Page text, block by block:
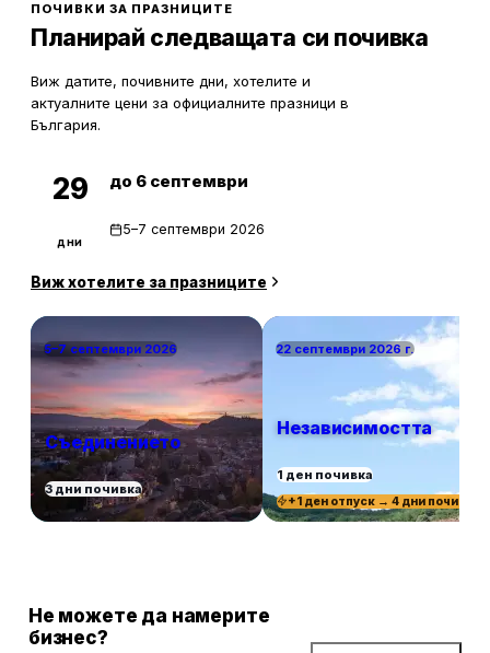
ПОЧИВКИ ЗА ПРАЗНИЦИТЕ
Планирай следващата си почивка
Виж датите, почивните дни, хотелите и
актуалните цени за официалните празници в
България.
29
дни
до 6 септември
5–7 септември 2026
Виж хотелите за празниците
5–7 септември 2026
Съединението
3 дни почивка
22 септември 2026 г.
Независимостта
1 ден почивка
+1 ден отпуск → 4 дни почивка
Не можете да намерите
бизнес?